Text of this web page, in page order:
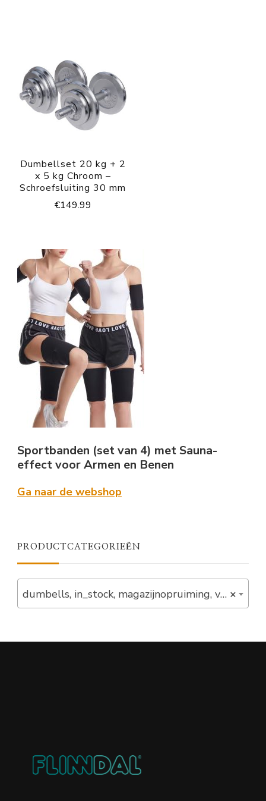
Dumbellset 20 kg + 2
x 5 kg Chroom –
Schroefsluiting 30 mm
€149.99
Sportbanden (set van 4) met Sauna-
effect voor Armen en Benen
Ga naar de webshop
PRODUCTCATEGORIEËN
×
dumbells, in_stock, magazijnopruiming, verstelbar (4)